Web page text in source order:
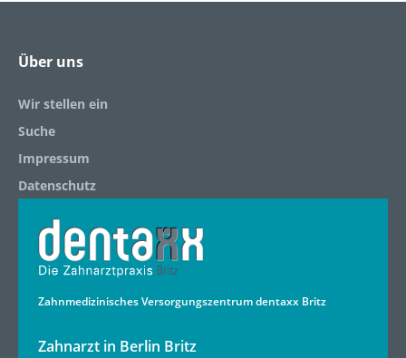
Über uns
Wir stellen ein
Suche
Impressum
Datenschutz
Zahnmedizinisches Versorgungszentrum dentaxx Britz
Zahnarzt in Berlin Britz